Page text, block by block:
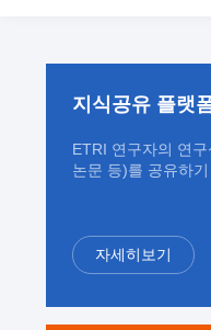
지식공유 플랫
ETRI 연구자의 연구
논문 등)를 공유하
자세히보기